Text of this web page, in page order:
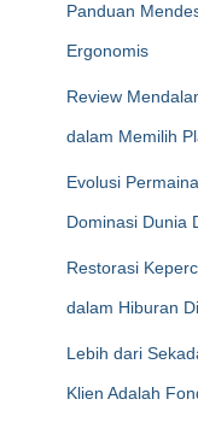
Panduan
Ergonomis
Review
dalam Memilih
Evolusi
Dominasi Dunia
Restorasi
dalam Hiburan
Lebih dari
Klien Adalah